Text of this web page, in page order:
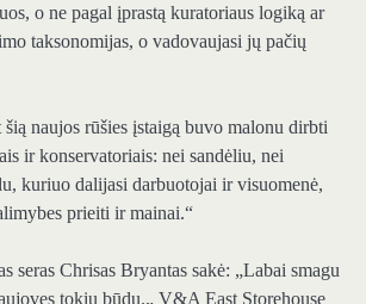
o ne pagal įprastą kuratoriaus logiką ar
taksonomijas, o vadovaujasi jų pačių
naujos rūšies įstaigą buvo malonu dirbti
ir konservatoriais: nei sandėliu, nei
kuriuo dalijasi darbuotojai ir visuomenė,
prieiti ir mainai.“
seras Chrisas Bryantas sakė: „Labai smagu
tokiu būdu.„ V&A East Storehouse